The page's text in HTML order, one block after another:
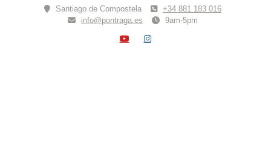
Santiago de Compostela
+34 881 183 016
info@pontraga.es
9am-5pm
YOUTUBE
INSTAGRAM